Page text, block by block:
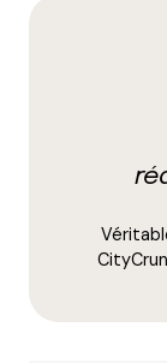
hallucinent
14,50 € sans
Quand on
du semi-
Vont pas faire
Merci de
26 mars 2014